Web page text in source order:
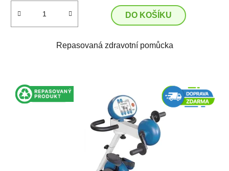
DO KOŠÍKU
Repasovaná zdravotní pomůcka